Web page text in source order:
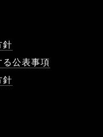
針
公表事項
針